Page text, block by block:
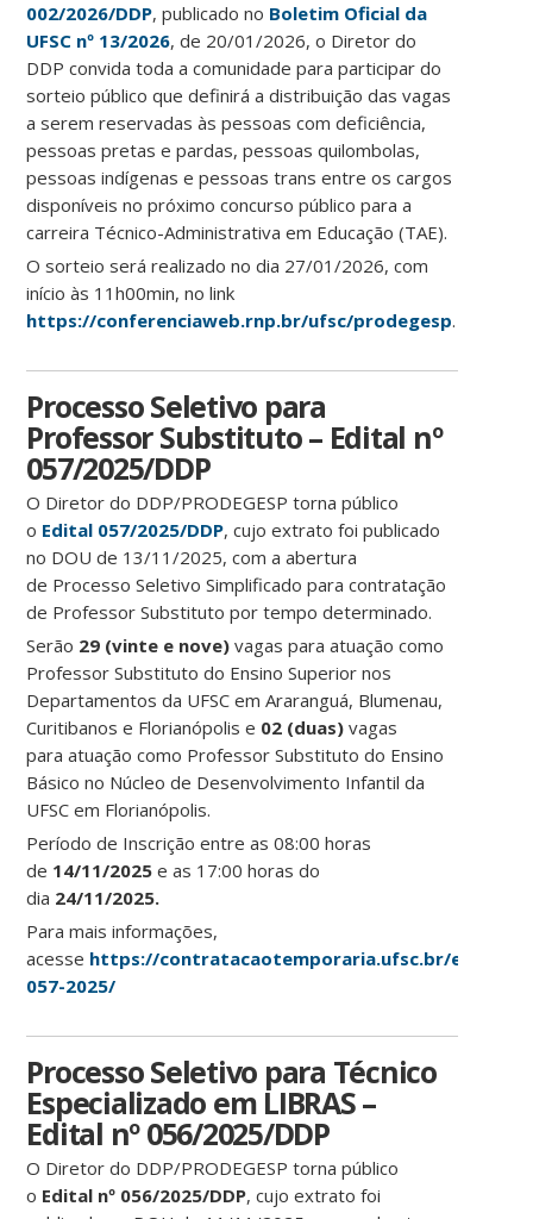
002/2026/DDP, publicado no Boletim Oficial da
UFSC nº 13/2026, de 20/01/2026, o Diretor do
DDP convida toda a comunidade para participar do
sorteio público que definirá a distribuição das vagas
a serem reservadas às pessoas com deficiência,
pessoas pretas e pardas, pessoas quilombolas,
pessoas indígenas e pessoas trans entre os cargos
disponíveis no próximo concurso público para a
carreira Técnico-Administrativa em Educação (TAE).
O sorteio será realizado no dia 27/01/2026, com
início às 11h00min, no link
https://conferenciaweb.rnp.br/ufsc/prodegesp.
Processo Seletivo para
Professor Substituto – Edital nº
057/2025/DDP
O Diretor do DDP/PRODEGESP torna público
o Edital 057/2025/DDP, cujo extrato foi publicado
no DOU de 13/11/2025, com a abertura
de Processo Seletivo Simplificado para contratação
de Professor Substituto por tempo determinado.
Serão 29 (vinte e nove) vagas para atuação como
Professor Substituto do Ensino Superior nos
Departamentos da UFSC em Araranguá, Blumenau,
Curitibanos e Florianópolis e 02 (duas) vagas
para atuação como Professor Substituto do Ensino
Básico no Núcleo de Desenvolvimento Infantil da
UFSC em Florianópolis.
Período de Inscrição entre as 08:00 horas
de 14/11/2025 e as 17:00 horas do
dia 24/11/2025.
Para mais informações,
acesse https://contratacaotemporaria.ufsc.br/edital-
057-2025/
Processo Seletivo para Técnico
Especializado em LIBRAS –
Edital nº 056/2025/DDP
O Diretor do DDP/PRODEGESP torna público
o Edital nº 056/2025/DDP, cujo extrato foi